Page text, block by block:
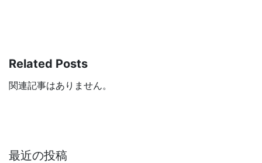
Related Posts
関連記事はありません。
最近の投稿